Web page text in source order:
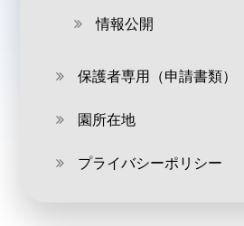
情報公開
保護者専用（申請書類）
園所在地
プライバシーポリシー